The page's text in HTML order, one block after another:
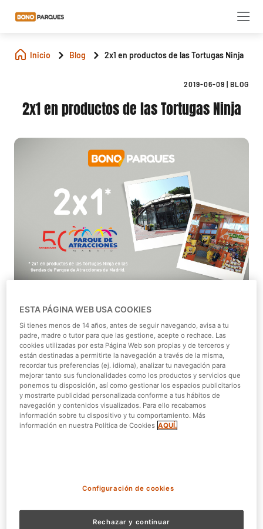
Inicio Blog 2x1 en productos de las Tortugas Ninja
2019-06-09 BLOG
2x1 en productos de las Tortugas Ninja
Suena bien esa combinación, ¿verdad? Pues si juntamos
estos 3 ingredientes sale algo muy interesantes para
nuestros Bonistas. Un 2×1 en todos los productos de las
Tortugas Ninja.
Leonardo, Raphael, Michelangelo y Donatello, viven en la
ciudad de Nueva York pero desde hace un tiempo, están
de visita enParque de Atracciones donde hacen las
todos sus productos.
el verano. Y ahora además, para los más tenemos la
ESTA PÁGINA WEB USA COOKIES
Si tienes menos de 14 años, antes de seguir navegando, avisa a tu
padre, madre o tutor para que las gestione, acepte o rechace. Las
cookies utilizadas por esta Página Web son propias y de terceros y
están destinadas a permitirte la navegación a través de la misma,
recordar tus preferencias (ej. idioma), analizar tu navegación para
mejorar tanto sus funcionalidades como los productos y servicios que
ponemos tu disposición, así como gestionar los espacios publicitarios
y mostrarte publicidad personalizada conforme a tus hábitos de
navegación y contenidos visualizados. Para ello recabamos
información sobre tu dispositivo y tu comportamiento. Más
información en nuestra Política de Cookies AQUÍ.
Configuración de cookies
Rechazar y continuar